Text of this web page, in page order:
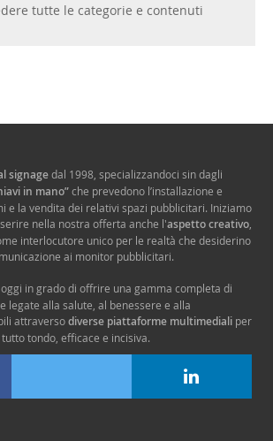
tutte le categorie e contenuti
signagedal 1998, specializzandoci sin dagli
in mano”che prevedono l’installazione e
e la vendita dei relativi spazi pubblicitari. Iniziamo
nella nostra offerta anche l'aspetto creativo
interlocutore unico per le realtà che desiderino
ai monitor pubblicitari.
in grado di offrire una gamma completa di
legate alla salute, al benessere e alla
attraversodiverse piattaforme multimediali per
tondo, efficace e incisiva.